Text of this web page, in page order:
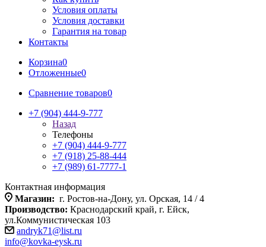
Условия оплаты
Условия доставки
Гарантия на товар
Контакты
Корзина0
Отложенные0
Сравнение товаров0
+7 (904) 444-9-777
Назад
Телефоны
+7 (904) 444-9-777
+7 (918) 25-88-444
+7 (989) 61-7777-1
Контактная информация
Магазин: г. Ростов-на-Дону, ул. Орская, 14 / 4
Производство: Краснодарский край, г. Ейск,
ул.Коммунистическая 103
andryk71@list.ru
info@kovka-eysk.ru